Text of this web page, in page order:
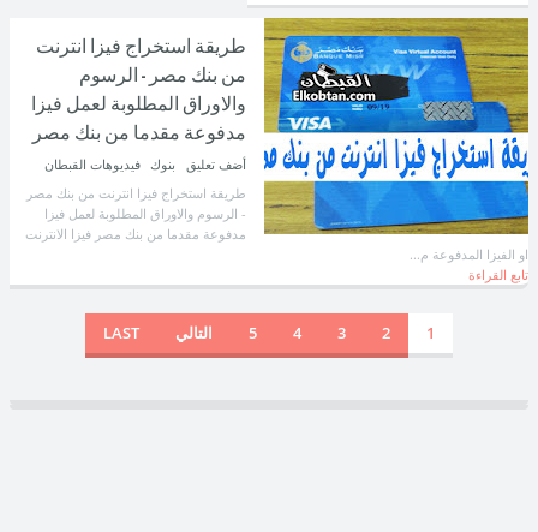
طريقة استخراج فيزا انترنت
من بنك مصر - الرسوم
والاوراق المطلوبة لعمل فيزا
مدفوعة مقدما من بنك مصر
أضف تعليق بنوك فيديوهات القبطان
طريقة استخراج فيزا انترنت من بنك مصر
- الرسوم والاوراق المطلوبة لعمل فيزا
مدفوعة مقدما من بنك مصر فيزا الانترنت
او الفيزا المدفوعة م...
تابع القراءة
1
2
3
4
5 التالي LAST